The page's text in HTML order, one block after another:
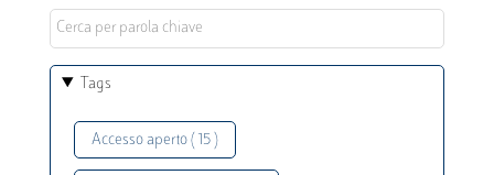
Tags
Accesso aperto ( 15 )